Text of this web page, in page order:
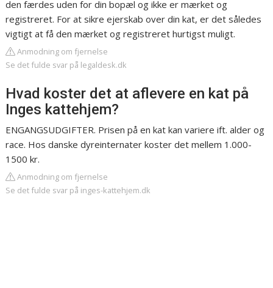
den færdes uden for din bopæl og ikke er mærket og
registreret. For at sikre ejerskab over din kat, er det således
vigtigt at få den mærket og registreret hurtigst muligt.
Anmodning om fjernelse
Se det fulde svar på legaldesk.dk
Hvad koster det at aflevere en kat på
Inges kattehjem?
ENGANGSUDGIFTER. Prisen på en kat kan variere ift. alder og
race. Hos danske dyreinternater koster det mellem 1.000-
1500 kr.
Anmodning om fjernelse
Se det fulde svar på inges-kattehjem.dk